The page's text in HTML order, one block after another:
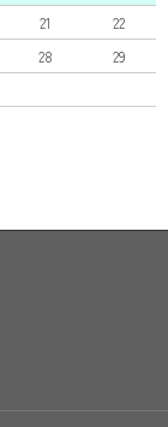
21
22
28
29